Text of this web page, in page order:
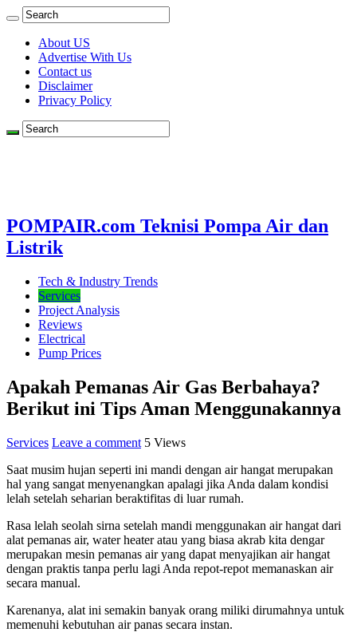
About US
Advertise With Us
Contact us
Disclaimer
Privacy Policy
POMPAIR.com Teknisi Pompa Air dan
Listrik
Tech & Industry Trends
Services
Project Analysis
Reviews
Electrical
Pump Prices
Apakah Pemanas Air Gas Berbahaya?
Berikut ini Tips Aman Menggunakannya
Services Leave a comment 5 Views
Saat musim hujan seperti ini mandi dengan air hangat merupakan
hal yang sangat menyenangkan apalagi jika Anda dalam kondisi
lelah setelah seharian beraktifitas di luar rumah.
Rasa lelah seolah sirna setelah mandi menggunakan air hangat dari
alat pemanas air, water heater atau yang biasa akrab kita dengar
merupakan mesin pemanas air yang dapat menyajikan air hangat
dengan praktis tanpa perlu lagi Anda repot-repot memanaskan air
secara manual.
Karenanya, alat ini semakin banyak orang miliki dirumahnya untuk
memenuhi kebutuhan air panas secara instan.